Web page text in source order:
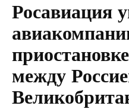
Росавиация
между